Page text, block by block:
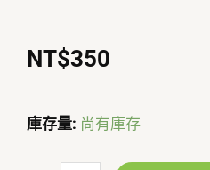
NT$350
庫存量: 尚有庫存
不